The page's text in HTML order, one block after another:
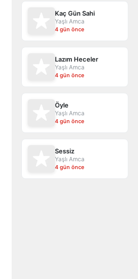
Kaç Gün Sahi
Yaşlı Amca
4 gün önce
Lazım Heceler
Yaşlı Amca
4 gün önce
Öyle
Yaşlı Amca
4 gün önce
Sessiz
Yaşlı Amca
4 gün önce